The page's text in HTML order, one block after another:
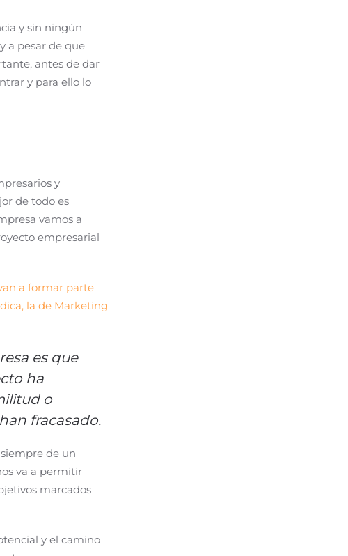
y sin ningún
a pesar de que
antes de dar
y para ello lo
y
de todo es
vamos a
empresarial
a formar parte
la de Marketing
es que
ha
o
fracasado.
de un
va a permitir
marcados
y el camino